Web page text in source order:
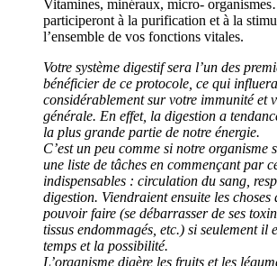
Vitamines, minéraux, micro-
participeront à la purification et à la
l’ensemble de vos fonctions vitales.
Votre système digestif sera l’un des
bénéficier de ce protocole, ce qui influera
considérablement sur votre immunité et
générale. En effet, la digestion a
la plus grande partie de notre énergie.
C’est un peu comme si notre organisme
une liste de tâches en commençant par
indispensables : circulation du sang,
digestion. Viendraient ensuite les choses
pouvoir faire (se débarrasser de ses
tissus endommagés, etc.) si seulement il
temps et la possibilité.
L’organisme digère les fruits et les